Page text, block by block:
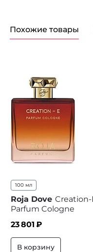
Похожие товары
100 мл
Roja Dove
Parfum Cologne
23 801 ₽
В корзину